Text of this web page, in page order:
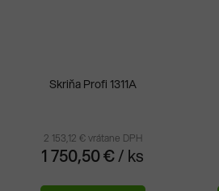
Skriňa Profi 1311A
2 153,12 € vrátane DPH
1 750,50 €/ ks